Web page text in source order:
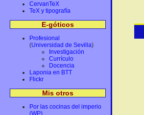
CervanTeX
TeX y tipografía
E-góticos
Profesional
(Universidad de Sevilla)
Investigación
Currículo
Docencia
Laponia en BTT
Flickr
Mis otros
Por las cocinas del imperio
(WP)